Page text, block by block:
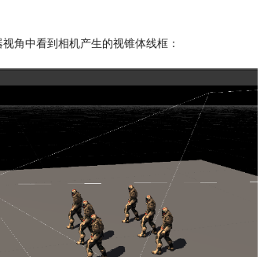
角中看到相机产生的视锥体线框：